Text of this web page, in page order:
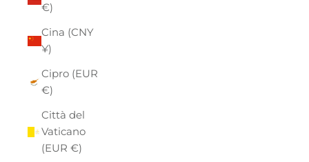
€)
Cina (CNY
¥)
Cipro (EUR
€)
Città del
Vaticano
(EUR €)